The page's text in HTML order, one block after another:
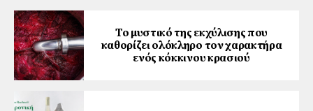
Το μυστικό της εκχύλισης που
καθορίζει ολόκληρο τον χαρακτήρα
ενός κόκκινου κρασιού